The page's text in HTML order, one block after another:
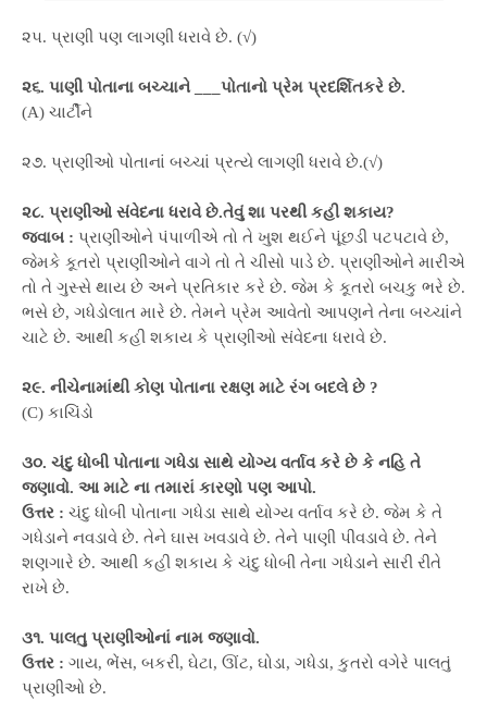
૨૫. પ્રાણી પણ લાગણી ધરાવે છે. (√)
૨૬. પાણી પોતાના બચ્ચાને ___પોતાનો પ્રેમ પ્રદર્શિતકરે છે.
(A) ચાર્ટીને
૨૭. પ્રાણીઓ પોતાનાં બચ્ચાં પ્રત્યે લાગણી ધરાવે છે.(√)
૨૮. પ્રાણીઓ સંવેદના ધરાવે છે.તેવું શા પરથી કહી શકાય?
જવાબ : પ્રાણીઓને પંપાળીએ તો તે ખુશ થઈને પૂંછડી પટપટાવે છે,
જેમકે કૂતરો પ્રાણીઓને વાગે તો તે ચીસો પાડે છે. પ્રાણીઓને મારીએ
તો તે ગુસ્સે થાય છે અને પ્રતિકાર કરે છે. જેમ કે કૂતરો બચકુ ભરે છે.
ભસે છે, ગધેડોલાત મારે છે. તેમને પ્રેમ આવેતો આપણને તેના બચ્ચાંને
ચાટે છે. આથી કહી શકાય કે પ્રાણીઓ સંવેદના ધરાવે છે.
૨૯. નીચેનામાંથી કોણ પોતાના રક્ષણ માટે રંગ બદલે છે ?
(C) કાચિંડો
૩૦. ચંદુ ધોબી પોતાના ગધેડા સાથે યોગ્ય વર્તાવ કરે છે કે નહિ તે
જણાવો. આ માટે ના તમારાં કારણો પણ આપો.
ઉત્તર : ચંદુ ધોબી પોતાના ગધેડા સાથે યોગ્ય વર્તાવ કરે છે. જેમ કે તે
ગધેડાને નવડાવે છે. તેને ઘાસ ખવડાવે છે. તેને પાણી પીવડાવે છે. તેને
શણગારે છે. આથી કહી શકાય કે ચંદુ ધોબી તેના ગધેડાને સારી રીતે
રાખે છે.
૩૧. પાલતુ પ્રાણીઓનાં નામ જણાવો.
ઉત્તર : ગાય, ભેંસ, બકરી, ઘેટા, ઊંટ, ઘોડા, ગધેડા, કુતરો વગેરે પાલતું
પ્રાણીઓ છે.